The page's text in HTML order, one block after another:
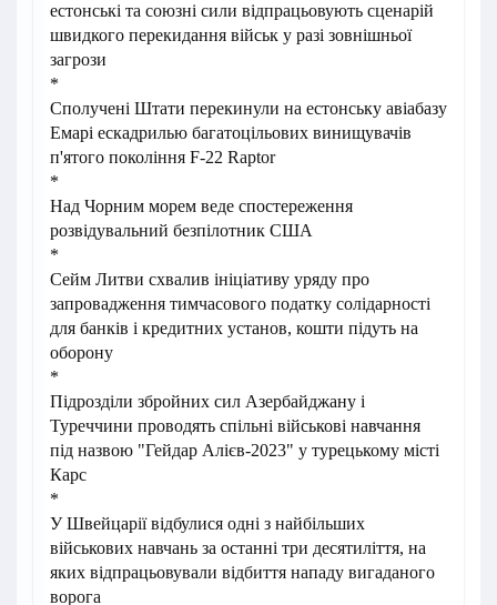
естонські та союзні сили відпрацьовують сценарій
швидкого перекидання військ у разі зовнішньої
загрози
*
Сполучені Штати перекинули на естонську авіабазу
Емарі ескадрилью багатоцільових винищувачів
п'ятого покоління F-22 Raptor
*
Над Чорним морем веде спостереження
розвідувальний безпілотник США
*
Сейм Литви схвалив ініціативу уряду про
запровадження тимчасового податку солідарності
для банків і кредитних установ, кошти підуть на
оборону
*
Підрозділи збройних сил Азербайджану і
Туреччини проводять спільні військові навчання
під назвою "Гейдар Алієв-2023" у турецькому місті
Карс
*
У Швейцарії відбулися одні з найбільших
військових навчань за останні три десятиліття, на
яких відпрацьовували відбиття нападу вигаданого
ворога